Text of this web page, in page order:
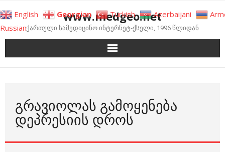
to
content
www.medgeo.net
ქართული სამედიცინო ინტერნეტ-ქსელი, 1996 წლიდან
ᲒᲠᲐᲕᲘᲝᲚᲐᲡ ᲒᲐᲛᲝᲧᲔᲜᲔᲑᲐ
ᲓᲔᲞᲠᲔᲡᲘᲘᲡ ᲓᲠᲝᲡ
English Georgian Turkish Azerbaijani
Russian